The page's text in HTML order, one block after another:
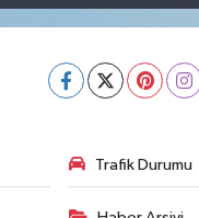
Trafik Durumu